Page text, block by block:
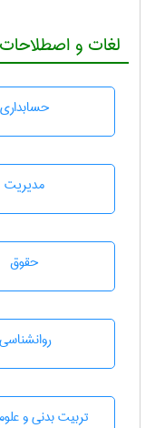
لغات و
حسابداری
مديريت
حقوق
روانشناسی
تربيت بدنی و